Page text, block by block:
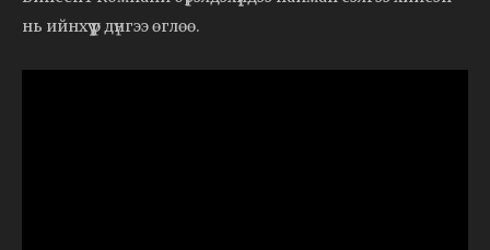
нь ийнхүү үр дүнгээ өглөө.